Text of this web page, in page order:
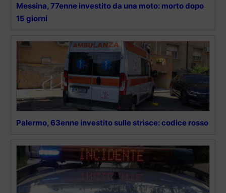
Messina, 77enne investito da una moto: morto dopo
15 giorni
Palermo, 63enne investito sulle strisce: codice rosso